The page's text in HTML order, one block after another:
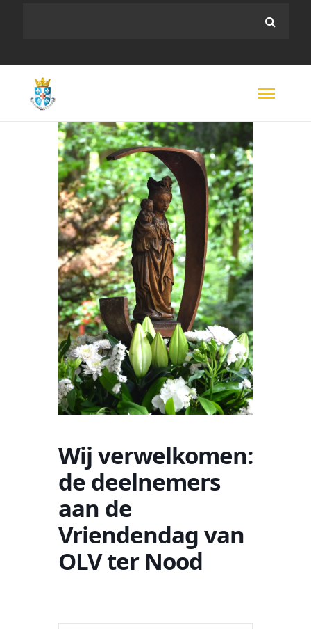
Wij verwelkomen:
de deelnemers
aan de
Vriendendag van
OLV ter Nood